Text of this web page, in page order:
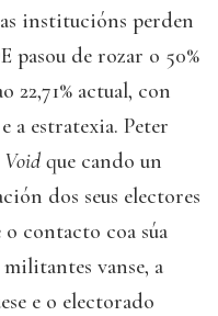
institucións perden
pasou de rozar o 50%
22,71% actual, con
a estratexia. Peter
que cando un
dos seus electores
contacto coa súa
vanse, a
e o electorado